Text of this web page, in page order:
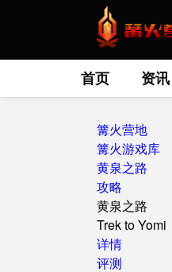
首页 资讯
篝火营地
篝火游戏库
黄泉之路
攻略
黄泉之路
Trek to Yomi
详情
评测